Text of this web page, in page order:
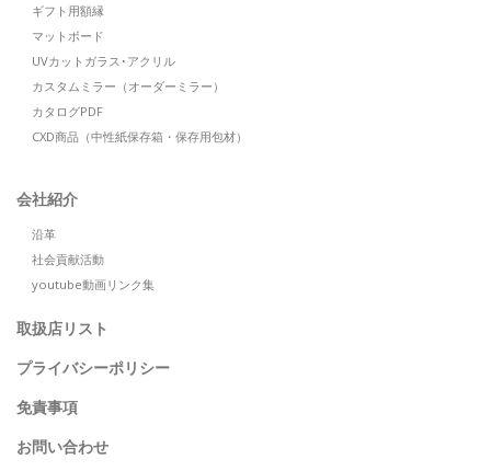
ギフト用額縁
マットボード
UVカットガラス･アクリル
カスタムミラー（オーダーミラー）
カタログPDF
CXD商品（中性紙保存箱・保存用包材）
会社紹介
沿革
社会貢献活動
youtube動画リンク集
取扱店リスト
プライバシーポリシー
免責事項
お問い合わせ